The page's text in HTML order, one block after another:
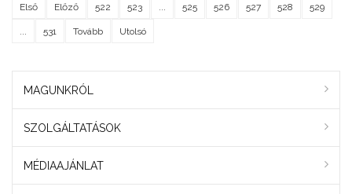
Első Előző 522 523 525 526 527 528 529
531 Tovább Utolsó
MAGUNKRÓL
SZOLGÁLTATÁSOK
MÉDIAAJÁNLAT